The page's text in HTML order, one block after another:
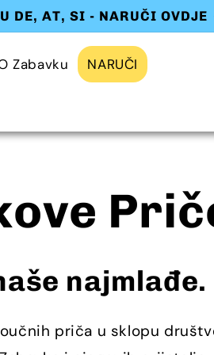
DE, AT, SI - NARUČI OVDJE
Zabavku NARUČI
najmlađe.
priča u sklopu